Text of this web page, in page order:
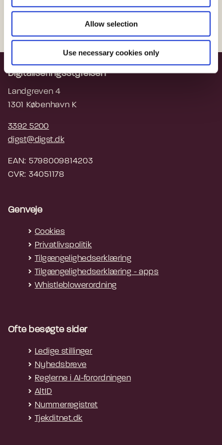
Allow selection
Use necessary cookies only
en e-mail tilpresse@digst.dk
Digitaliseringsstyrelsen
Landgreven 4
1301 København K
3392 5200
digst@digst.dk
EAN: 5798009814203
CVR: 34051178
Genveje
Cookies
Privatlivspolitik
Tilgængelighedserklæring
Tilgængelighedserklæring - apps
Whistleblowerordning
Ofte besøgte sider
Ledige stillinger
Nyhedsbreve
Reglerne i AI-forordningen
AltID
Nummerregistret
Tjekditnet.dk